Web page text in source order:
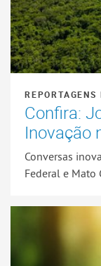
Confira:
Inovação
Conversas
Federal e Mato